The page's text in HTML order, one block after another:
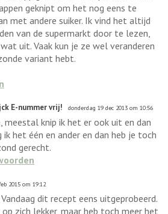
geknipt om het nog eens te
met andere suiker. Ik vind het altijd
van de supermarkt door te lezen,
uit. Vaak kun je ze wel veranderen
variant hebt.
E-nummer vrij! donderdag 19 dec 2013 om 10:56
meestal knip ik het er ook uit en dan
ik het één en ander en dan heb je toch
gerecht.
2015 om 19:12
dit recept eens uitgeprobeerd.
zich lekker, maar heb toch meer het